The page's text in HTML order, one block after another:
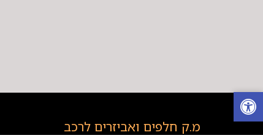
מ.ק חלפים ואביזרים לרכב